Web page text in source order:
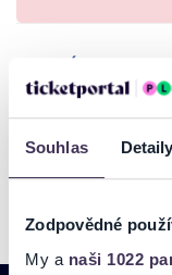
Souhlas Detaily
Zodpovědné
My a naši 1022
GALÉRIA